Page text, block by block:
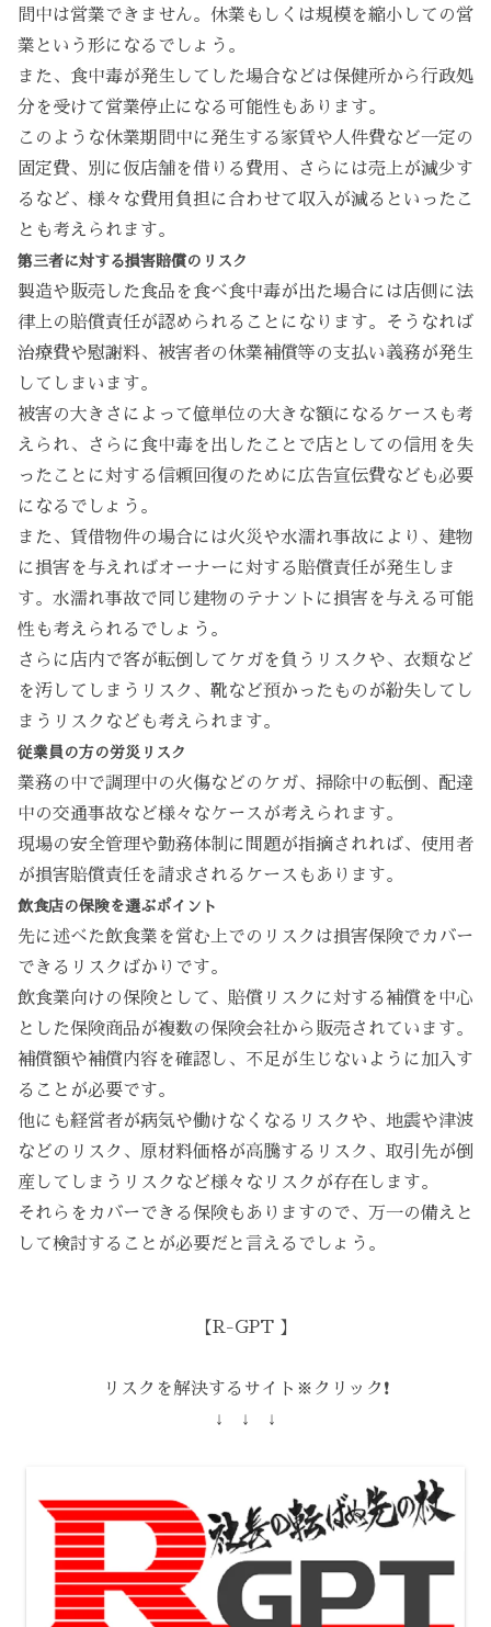
間中は営業できません。休業もしくは規模を縮小しての営
業という形になるでしょう。
また、食中毒が発生してした場合などは保健所から行政処
分を受けて営業停止になる可能性もあります。
このような休業期間中に発生する家賃や人件費など一定の
固定費、別に仮店舗を借りる費用、さらには売上が減少す
るなど、様々な費用負担に合わせて収入が減るといったこ
とも考えられます。
第三者に対する損害賠償のリスク
製造や販売した食品を食べ食中毒が出た場合には店側に法
律上の賠償責任が認められることになります。そうなれば
治療費や慰謝料、被害者の休業補償等の支払い義務が発生
してしまいます。
被害の大きさによって億単位の大きな額になるケースも考
えられ、さらに食中毒を出したことで店としての信用を失
ったことに対する信頼回復のために広告宣伝費なども必要
になるでしょう。
また、賃借物件の場合には火災や水濡れ事故により、建物
に損害を与えればオーナーに対する賠償責任が発生しま
す。水濡れ事故で同じ建物のテナントに損害を与える可能
性も考えられるでしょう。
さらに店内で客が転倒してケガを負うリスクや、衣類など
を汚してしまうリスク、靴など預かったものが紛失してし
まうリスクなども考えられます。
従業員の方の労災リスク
業務の中で調理中の火傷などのケガ、掃除中の転倒、配達
中の交通事故など様々なケースが考えられます。
現場の安全管理や勤務体制に問題が指摘されれば、使用者
が損害賠償責任を請求されるケースもあります。
飲食店の保険を選ぶポイント
先に述べた飲食業を営む上でのリスクは損害保険でカバー
できるリスクばかりです。
飲食業向けの保険として、賠償リスクに対する補償を中心
とした保険商品が複数の保険会社から販売されています。
補償額や補償内容を確認し、不足が生じないように加入す
ることが必要です。
他にも経営者が病気や働けなくなるリスクや、地震や津波
などのリスク、原材料価格が高騰するリスク、取引先が倒
産してしまうリスクなど様々なリスクが存在します。
それらをカバーできる保険もありますので、万一の備えと
して検討することが必要だと言えるでしょう。
【R-GPT 】
リスクを解決するサイト※クリック❗️
↓ ↓ ↓